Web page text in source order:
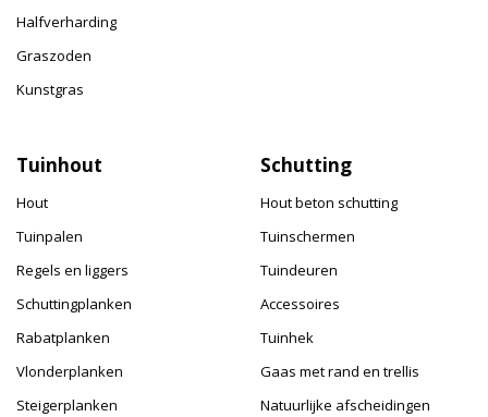
Halfverharding
Graszoden
Kunstgras
Tuinhout
Hout
Tuinpalen
Regels en liggers
Schuttingplanken
Rabatplanken
Vlonderplanken
Steigerplanken
Schutting
Hout beton schutting
Tuinschermen
Tuindeuren
Accessoires
Tuinhek
Gaas met rand en trellis
Natuurlijke afscheidingen